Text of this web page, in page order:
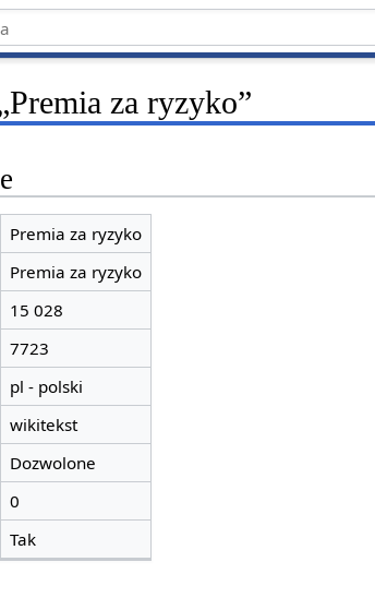
za ryzyko”
Premia za ryzyko
Premia za ryzyko
15 028
7723
pl - polski
wikitekst
Dozwolone
0
Tak